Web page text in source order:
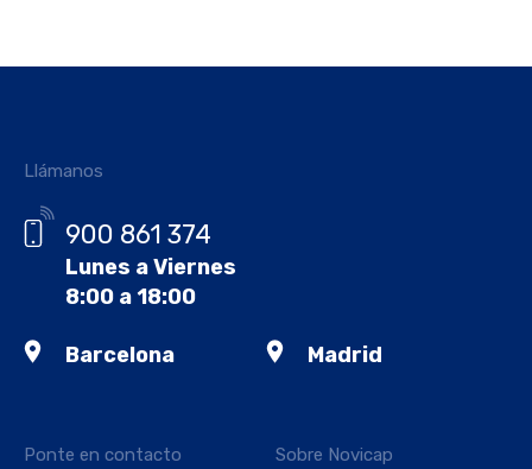
Ponte en contacto Sobre Novicap
Llámanos
900 861 374
Lunes a Viernes
8:00 a 18:00
Barcelona Madrid